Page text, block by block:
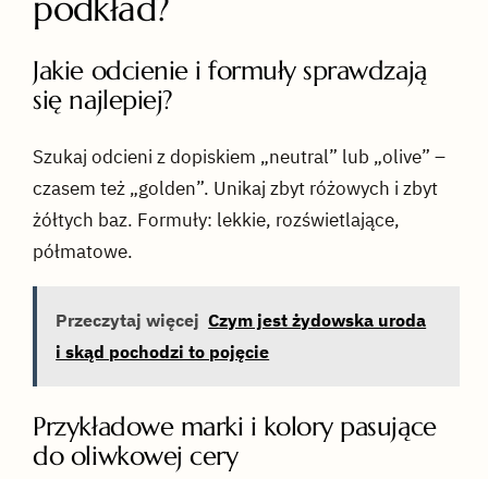
Jakie odcienie i formuły sprawdzają
się najlepiej?
Szukaj odcieni z dopiskiem „neutral” lub „olive” –
czasem też „golden”. Unikaj zbyt różowych i zbyt
żółtych baz. Formuły: lekkie, rozświetlające,
półmatowe.
Przeczytaj więcej Czym jest żydowska uroda
i skąd pochodzi to pojęcie
Przykładowe marki i kolory pasujące
do oliwkowej cery